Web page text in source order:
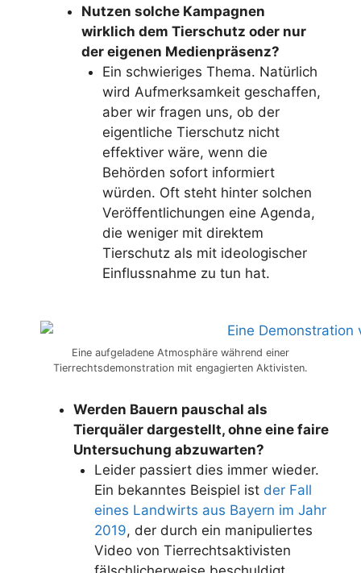
Nutzen solche Kampagnen
wirklich dem Tierschutz oder nur
der eigenen Medienpräsenz?
Ein schwieriges Thema. Natürlich
wird Aufmerksamkeit geschaffen,
aber wir fragen uns, ob der
eigentliche Tierschutz nicht
effektiver wäre, wenn die
Behörden sofort informiert
würden. Oft steht hinter solchen
Veröffentlichungen eine Agenda,
die weniger mit direktem
Tierschutz als mit ideologischer
Einflussnahme zu tun hat.
Eine aufgeladene Atmosphäre während einer
Tierrechtsdemonstration mit engagierten Aktivisten.
Werden Bauern pauschal als
Tierquäler dargestellt, ohne eine faire
Untersuchung abzuwarten?
Leider passiert dies immer wieder.
Ein bekanntes Beispiel ist der Fall
eines Landwirts aus Bayern im Jahr
2019, der durch ein manipuliertes
Video von Tierrechtsaktivisten